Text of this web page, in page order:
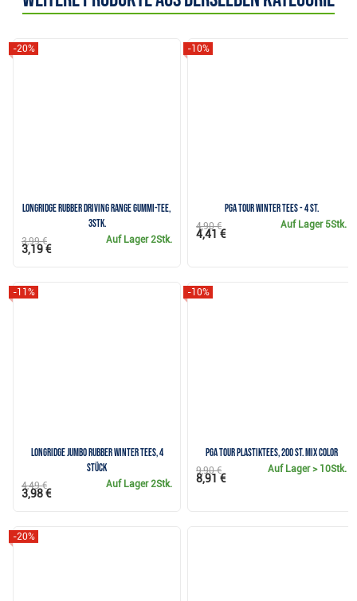
Longridge Rubber Driving Range Gummi-Tee,
3Stk.
-20%
Auf Lager2Stk.
3,99 €
3,19 €
PGA Tour Winter Tees - 4 St.
-10%
Auf Lager 5Stk.
4,90 €
4,41 €
Longridge Jumbo Rubber Winter Tees, 4
Stück
-11%
Auf Lager 2Stk.
4,49 €
3,98 €
PGA Tour Plastiktees, 200 St. MIX COLOR
-10%
Auf Lager> 10Stk.
9,90 €
8,91 €
-20%